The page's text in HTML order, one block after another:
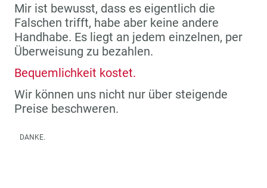
Mir ist bewusst, dass es eigentlich die
Falschen trifft, habe aber keine andere
Handhabe. Es liegt an jedem einzelnen, per
Überweisung zu bezahlen.
Bequemlichkeit kostet.
Wir können uns nicht nur über steigende
Preise beschweren.
DANKE.